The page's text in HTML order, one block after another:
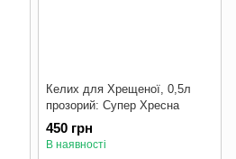
Келих для Хрещеної, 0,5л
прозорий: Супер Хресна
450 грн
В наявності